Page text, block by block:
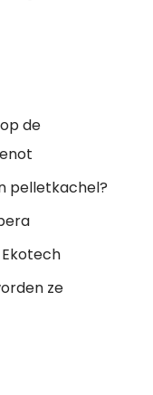
de
pelletkachel?
ze